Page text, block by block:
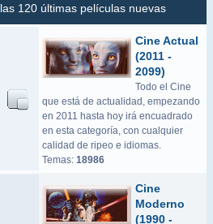
las 120 últimas películas nuevas
Cine Actual
(2011 -
2099)
Todo el Cine
que está de actualidad, empezando
en 2011 hasta hoy irá encuadrado
en esta categoría, con cualquier
calidad de ripeo e idiomas.
Temas: 18986
Cine
Moderno
(1990 -